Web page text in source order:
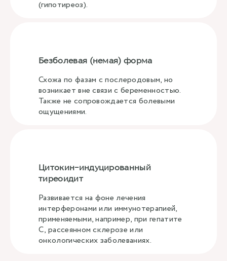
(гипотиреоз).
Безболевая (немая) форма
Схожа по фазам с послеродовым, но
возникает вне связи с беременностью.
Также не сопровождается болевыми
ощущениями.
Цитокин-индуцированный
тиреоидит
Развивается на фоне лечения
интерферонами или иммунотерапией,
применяемыми, например, при гепатите
C, рассеянном склерозе или
онкологических заболеваниях.